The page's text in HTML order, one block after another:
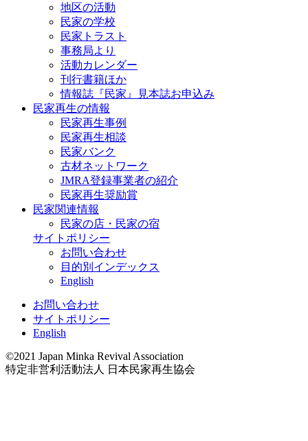
地区の活動
民家の学校
民家トラスト
事務局より
活動カレンダー
刊行書籍ほか
情報誌『民家』見本誌お申込み
民家再生の情報
民家再生事例
民家再生相談
民家バンク
古材ネットワーク
JMRA登録事業者の紹介
民家再生奨励賞
民家関連情報
民家の店・民家の宿
サイトポリシー
お問い合わせ
目的別インデックス
English
お問い合わせ
サイトポリシー
English
©2021 Japan Minka Revival Association
特定非営利活動法人 日本民家再生協会